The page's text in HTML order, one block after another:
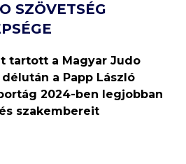
SZÖVETSÉG
tartott a Magyar Judo
a Papp László
2024-ben legjobban
szakembereit